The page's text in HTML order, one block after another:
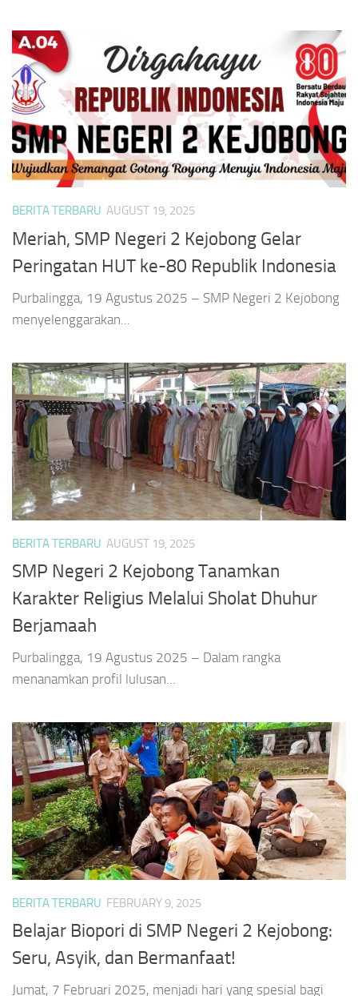
BERITA TERBARU AUGUST 19, 2025
Meriah, SMP Negeri 2 Kejobong Gelar
Peringatan HUT ke-80 Republik Indonesia
Purbalingga, 19 Agustus 2025 – SMP Negeri 2 Kejobong
menyelenggarakan...
BERITA TERBARU AUGUST 19, 2025
SMP Negeri 2 Kejobong Tanamkan
Karakter Religius Melalui Sholat Dhuhur
Berjamaah
Purbalingga, 19 Agustus 2025 – Dalam rangka
menanamkan profil lulusan...
BERITA TERBARU FEBRUARY 9, 2025
Belajar Biopori di SMP Negeri 2 Kejobong:
Seru, Asyik, dan Bermanfaat!
Jumat, 7 Februari 2025, menjadi hari yang spesial bagi